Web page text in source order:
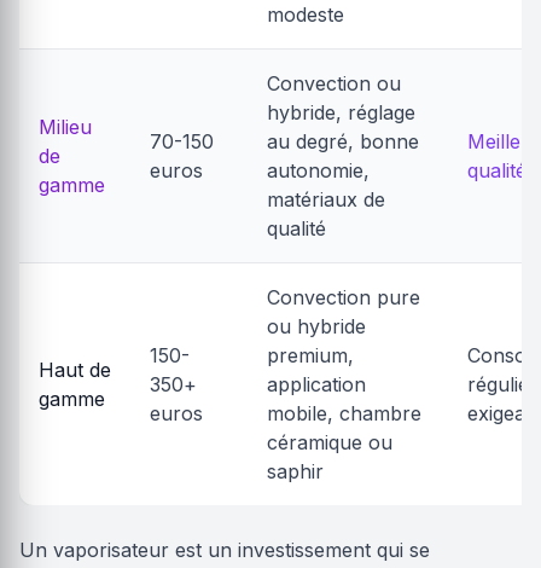
modeste
Milieu
de
gamme
70-150
euros
Convection ou
hybride, réglage
au degré, bonne
autonomie,
matériaux de
qualité
qualité-
Haut de
gamme
150-
350+
euros
Convection pure
ou hybride
premium,
application
mobile, chambre
céramique ou
saphir
Un vaporisateur est un investissement qui se